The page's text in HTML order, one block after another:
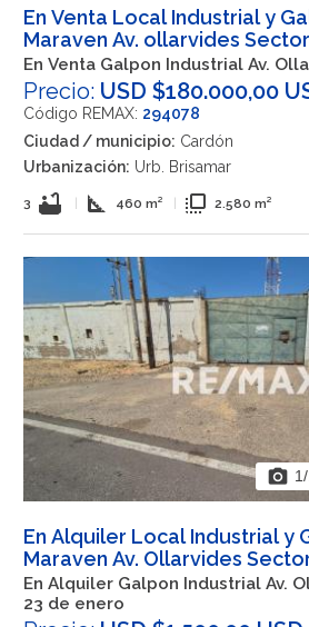
En Venta Local Industrial y
Maraven Av. ollarvides
En Venta Galpon Industrial Av.
Precio: USD $180.000,00
Código REMAX: 294078
Ciudad / municipio: Cardón
Urbanización: Urb. Brisamar
3 bathtub square_foot 460 m² flip_to_front 2.580 m²
photo_camera 1
En Alquiler Local Industrial y
Maraven Av. Ollarvides
En Alquiler Galpon Industrial Av.
23 de enero